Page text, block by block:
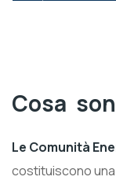
Cosa
Le Comunità
costituiscono